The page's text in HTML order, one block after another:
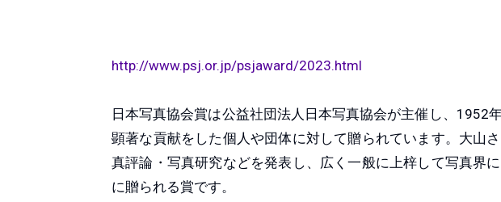
http://www.psj.or.jp/psjaward/2023.html
日本写真協会賞は公益社団法人日本写真協会が主催し、1952
顕著な貢献をした個人や団体に対して贈られています。大山
真評論・写真研究などを発表し、広く一般に上梓して写真界
に贈られる賞です。